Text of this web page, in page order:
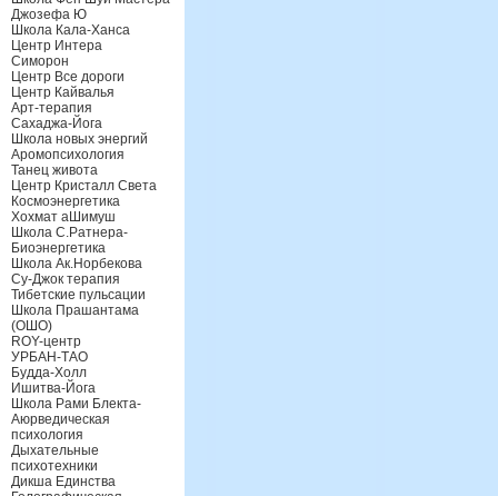
Джозефа Ю
Школа Кала-Ханса
Центр Интера
Симорон
Центр Все дороги
Центр Кайвалья
Арт-терапия
Сахаджа-Йога
Школа новых энергий
Аромопсихология
Танец живота
Центр Кристалл Света
Космоэнергетика
Хохмат аШимуш
Школа С.Ратнера-
Биоэнергетика
Школа Ак.Норбекова
Су-Джок терапия
Тибетские пульсации
Школа Прашантама
(ОШО)
ROY-центр
УРБАН-ТАО
Будда-Холл
Ишитва-Йога
Школа Рами Блекта-
Аюрведическая
психология
Дыхательные
психотехники
Дикша Единства